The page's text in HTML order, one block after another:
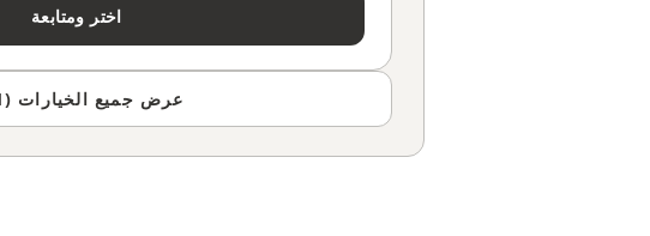
اختر ومتابعة
عرض جميع الخيارات (1)